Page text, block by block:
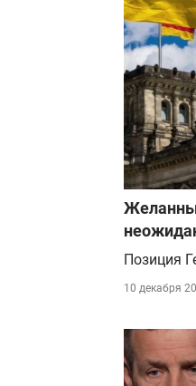
Позиция
10 декабря